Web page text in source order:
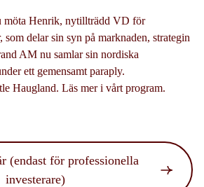
möta Henrik, nytillträdd VD för
som delar sin syn på marknaden, strategin
AM nu samlar sin nordiska
ett gemensamt paraply.
Haugland. Läs mer i vårt program.
(endast för professionella
investerare)